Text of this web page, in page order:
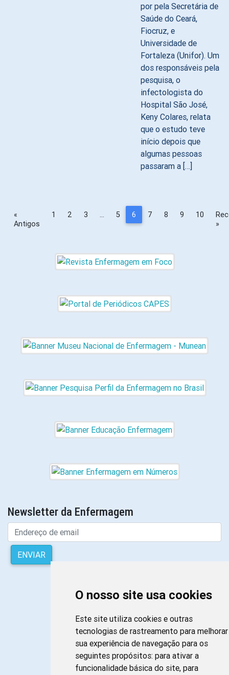
O nosso site usa cookies
Este site utiliza cookies e outras
tecnologias de rastreamento para melhorar
sua experiência de navegação para os
seguintes propósitos:para ativar a
funcionalidade básica do site,para
por pela Secretária de
Saúde do Ceará,
Fiocruz, e
Universidade de
Fortaleza (Unifor). Um
dos responsáveis pela
pesquisa, o
infectologista do
Hospital São José,
Keny Colares, relata
que o estudo teve
início depois que
algumas pessoas
passaram a […]
«
Antigos
1 2 3 … 5 6 7 8 9 10
»
Newsletter da Enfermagem
ENVIAR